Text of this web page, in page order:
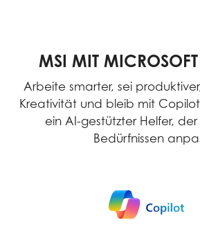
MSI MIT
Arbeite smarter, sei
Kreativität und bleib mit
ein AI-gestützter Helfer,
Bedürfnissen